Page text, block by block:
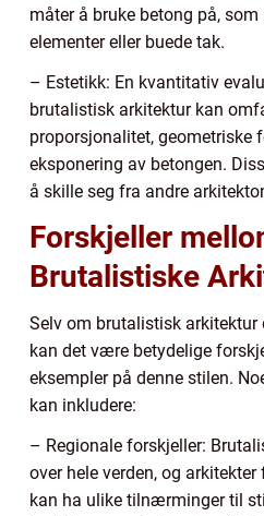
måter å bruke betong på,
elementer eller buede tak.
– Estetikk: En kvantitativ
brutalistisk arkitektur kan
proporsjonalitet, geometriske
eksponering av betongen.
å skille seg fra andre
Forskjeller
Brutalistiske
Selv om brutalistisk arkitektur
kan det være betydelige
eksempler på denne stilen.
kan inkludere:
– Regionale forskjeller:
over hele verden, og
kan ha ulike tilnærminger til